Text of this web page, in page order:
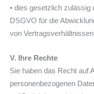
• dies gesetzlich zulässig
DSGVO für die
von
V. Ihre Rechte
Sie haben das Recht auf
personenbezogenen